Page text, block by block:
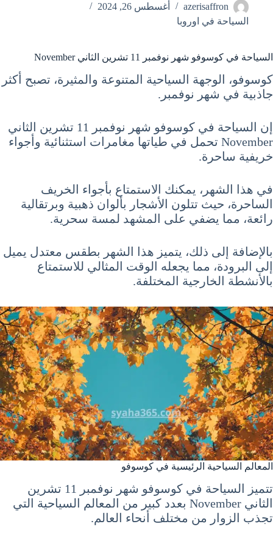
azerisaffron
أغسطس 26, 2024
السياحة في اوروبا
السياحة في كوسوفو شهر نوفمبر 11 تشرين الثاني November
كوسوفو، الوجهة السياحية المتنوعة والمثيرة، تصبح أكثر
جاذبية في شهر نوفمبر.
إن السياحة في كوسوفو شهر نوفمبر 11 تشرين الثاني
November تحمل في طياتها مغامرات استثنائية وأجواء
خريفية ساحرة.
في هذا الشهر، يمكنك الاستمتاع بأجواء الخريف
الساحرة، حيث تتلون الأشجار بألوان ذهبية وبرتقالية
رائعة، مما يضفي على المشهد لمسة سحرية.
بالإضافة إلى ذلك، يتميز هذا الشهر بطقس معتدل يميل
إلى البرودة، مما يجعله الوقت المثالي للاستمتاع
بالأنشطة الخارجية المختلفة.
المعالم السياحية الرئيسية في كوسوفو
تتميز السياحة في كوسوفو شهر نوفمبر 11 تشرين
الثاني November بعدد كبير من المعالم السياحية التي
تجذب الزوار من مختلف أنحاء العالم.